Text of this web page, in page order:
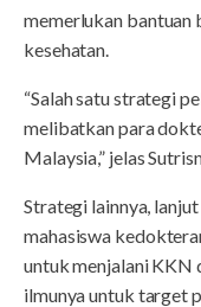
memerlukan bantuan
kesehatan.
“Salah satu strategi
melibatkan para
Malaysia,” jelas
Strategi lainnya,
mahasiswa
untuk menjalani KKN
ilmunya untuk target